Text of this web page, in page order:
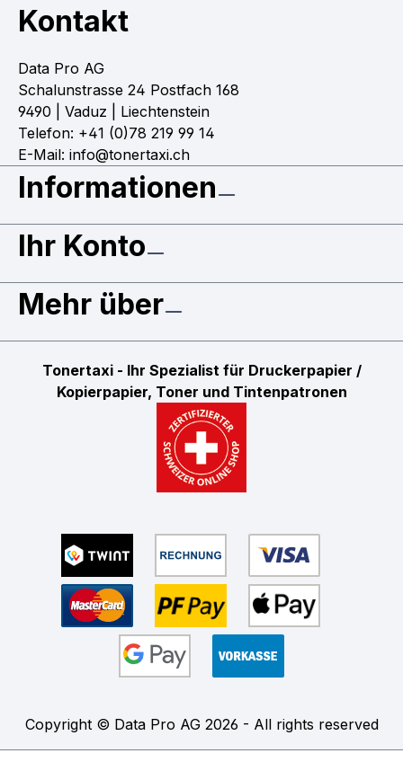
Kontakt
Data Pro AG
Schalunstrasse 24 Postfach 168
9490 | Vaduz | Liechtenstein
Telefon: +41 (0)78 219 99 14
E-Mail: info@tonertaxi.ch
Informationen
Ihr Konto
Mehr über
Tonertaxi - Ihr Spezialist für Druckerpapier /
Kopierpapier, Toner und Tintenpatronen
Copyright © Data Pro AG 2026 - All rights reserved